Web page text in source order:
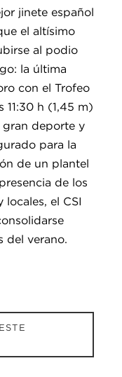
jinete español
el altísimo
al podio
la última
con el Trofeo
11:30 h (1,45 m)
gran deporte y
para la
de un plantel
de los
locales, el CSI
del verano.